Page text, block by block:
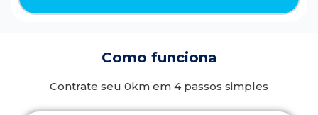
Como funciona
Contrate seu 0km em 4 passos simples